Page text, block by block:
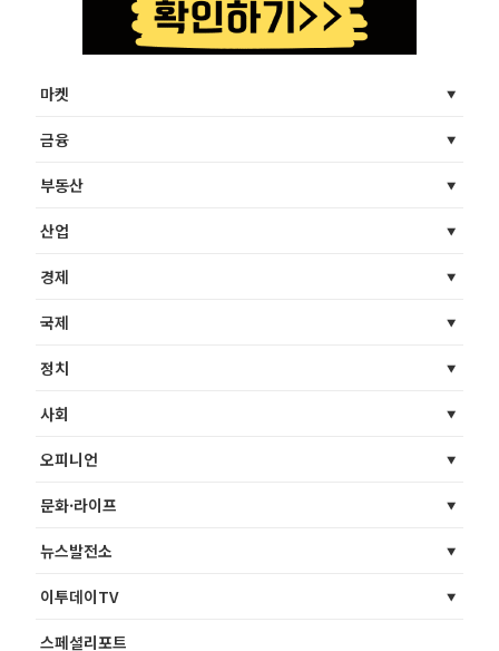
마켓
금융
부동산
산업
경제
국제
정치
사회
오피니언
문화·라이프
뉴스발전소
이투데이TV
스페셜리포트